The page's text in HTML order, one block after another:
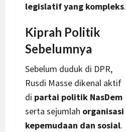
legislatif yang kompleks.
Kiprah Politik
Sebelumnya
Sebelum duduk di DPR,
Rusdi Masse dikenal aktif
di partai politik NasDem
serta sejumlah organisasi
kepemudaan dan sosial.